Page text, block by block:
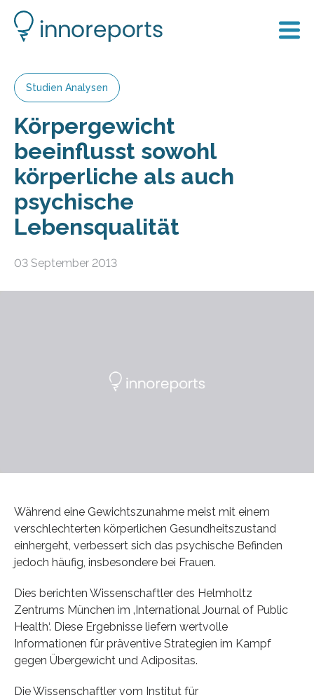
Studien Analysen
Körpergewicht
beeinflusst sowohl
körperliche als auch
psychische
Lebensqualität
03 September 2013
Während eine Gewichtszunahme meist mit einem
verschlechterten körperlichen Gesundheitszustand
einhergeht, verbessert sich das psychische Befinden
jedoch häufig, insbesondere bei Frauen.
Dies berichten Wissenschaftler des Helmholtz
Zentrums München im ‚International Journal of Public
Health‘. Diese Ergebnisse liefern wertvolle
Informationen für präventive Strategien im Kampf
gegen Übergewicht und Adipositas.
Die Wissenschaftler vom Institut für